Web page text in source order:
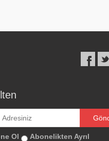
Ol Abonelikten Ayrıl